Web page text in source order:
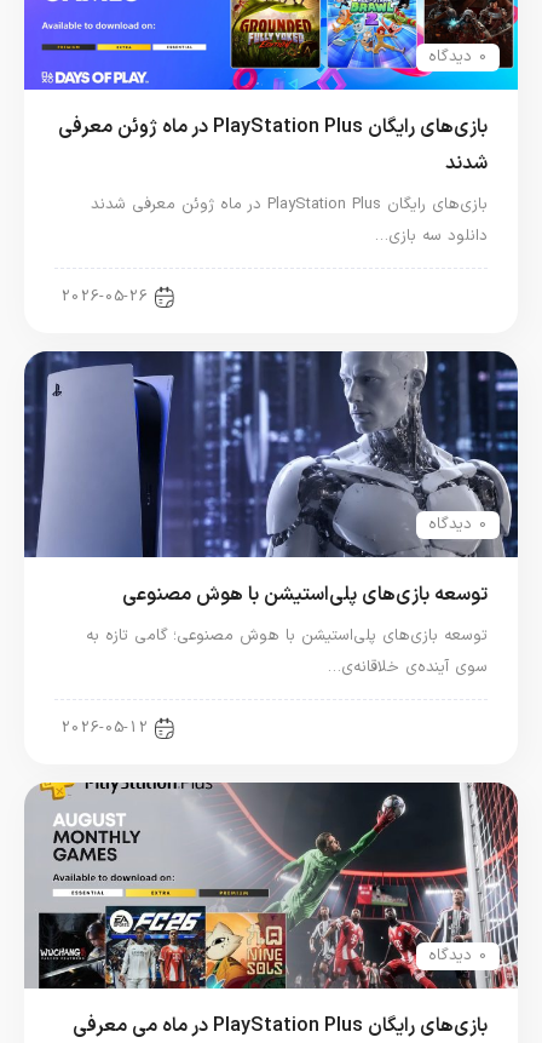
0 دیدگاه
بازی‌های رایگان PlayStation Plus در ماه ژوئن معرفی
شدند
بازی‌های رایگان PlayStation Plus در ماه ژوئن معرفی شدند
دانلود سه بازی…
2026-05-26
0 دیدگاه
توسعه بازی‌های پلی‌استیشن با هوش مصنوعی
توسعه بازی‌های پلی‌استیشن با هوش مصنوعی؛ گامی تازه به
سوی آینده‌ی خلاقانه‌ی…
2026-05-12
0 دیدگاه
بازی‌های رایگان PlayStation Plus در ماه می معرفی